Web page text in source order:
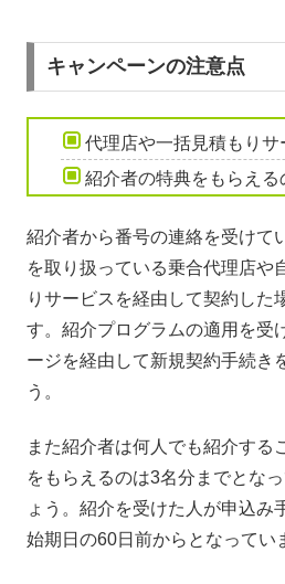
キャンペーンの注意点
代理店や一括見積もり
紹介者の特典をもらえ
紹介者から番号の連絡を受けて
を取り扱っている乗合代理店や
りサービスを経由して契約した
す。紹介プログラムの適用を受
ージを経由して新規契約手続き
う。
また紹介者は何人でも紹介する
をもらえるのは3名分までとな
ょう。紹介を受けた人が申込み
始期日の60日前からとなってい